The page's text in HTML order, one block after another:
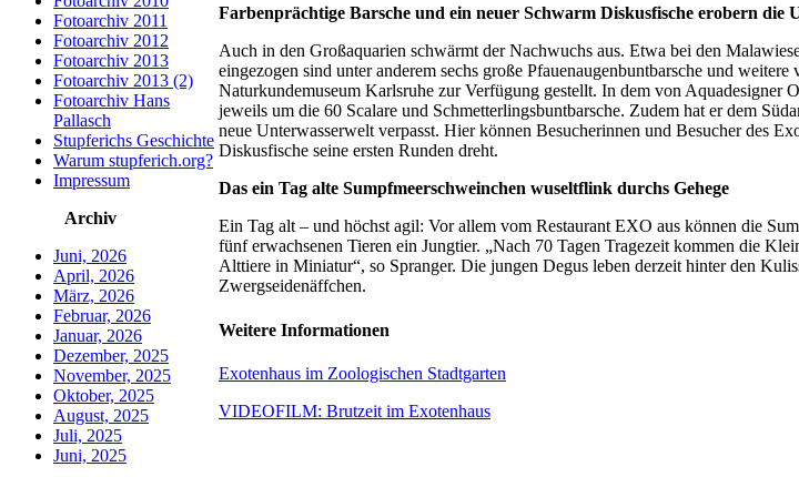
Fotoarchiv 2011
Fotoarchiv 2012
Fotoarchiv 2013
Fotoarchiv 2013 (2)
Fotoarchiv Hans
Pallasch
Stupferichs Geschichte
Warum stupferich.org?
Impressum
Archiv
Juni, 2026
April, 2026
März, 2026
Februar, 2026
Januar, 2026
Dezember, 2025
November, 2025
Oktober, 2025
August, 2025
Juli, 2025
Juni, 2025
Farbenprächtige Barsche und ein neuer Schwarm Diskusfische erobern die
Auch in den Großaquarien schwärmt der Nachwuchs aus. Etwa bei den
eingezogen sind unter anderem sechs große Pfauenaugenbuntbarsche und
Naturkundemuseum Karlsruhe zur Verfügung gestellt. In dem von
jeweils um die 60 Scalare und Schmetterlingsbuntbarsche. Zudem hat er dem
neue Unterwasserwelt verpasst. Hier können Besucherinnen und Besucher des
Diskusfische seine ersten Runden dreht.
Das ein Tag alte Sumpfmeerschweinchen wuseltflink durchs Gehege
Ein Tag alt – und höchst agil: Vor allem vom Restaurant EXO aus können die
fünf erwachsenen Tieren ein Jungtier. „Nach 70 Tagen Tragezeit kommen die
Alttiere in Miniatur“, so Spranger. Die jungen Degus leben derzeit hinter den
Zwergseidenäffchen.
Weitere Informationen
Exotenhaus im Zoologischen Stadtgarten
VIDEOFILM: Brutzeit im Exotenhaus